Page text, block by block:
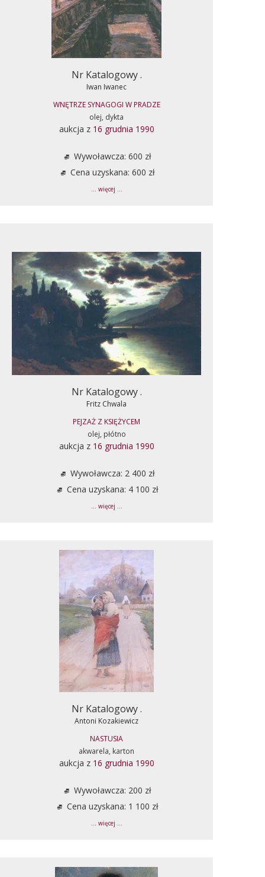
Nr Katalogowy .
Iwan Iwanec
WNĘTRZE SYNAGOGI W PRADZE
olej, dykta
aukcja z 16 grudnia 1990
Wywoławcza: 600 zł
Cena uzyskana: 600 zł
... więcej ...
Nr Katalogowy .
Fritz Chwala
PEJZAŻ Z KSIĘŻYCEM
olej, płótno
aukcja z 16 grudnia 1990
Wywoławcza: 2 400 zł
Cena uzyskana: 4 100 zł
... więcej ...
Nr Katalogowy .
Antoni Kozakiewicz
NASTUSIA
akwarela, karton
aukcja z 16 grudnia 1990
Wywoławcza: 200 zł
Cena uzyskana: 1 100 zł
... więcej ...